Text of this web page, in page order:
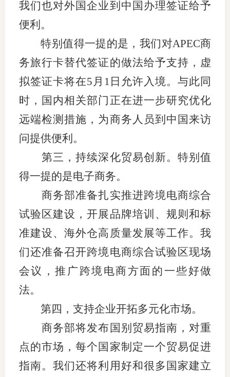
媒体看
协会公
招聘信
协会采
我们也对外国企业到中国办理签证给予
便利。
特别值得一提的是，我们对APEC商
务旅行卡替代签证的做法给予支持，虚
拟签证卡将在5月1日允许入境。与此同
时，国内相关部门正在进一步研究优化
远端检测措施，为商务人员到中国来访
问提供便利。
第三，持续深化贸易创新。特别值
得一提的是电子商务。
商务部准备扎实推进跨境电商综合
试验区建设，开展品牌培训、规则和标
准建设、海外仓高质量发展等工作。我
们还准备召开跨境电商综合试验区现场
会议，推广跨境电商方面的一些好做
法。
第四，支持企业开拓多元化市场。
商务部将发布国别贸易指南，对重
点的市场，每个国家制定一个贸易促进
指南。我们还将利用好和很多国家建立